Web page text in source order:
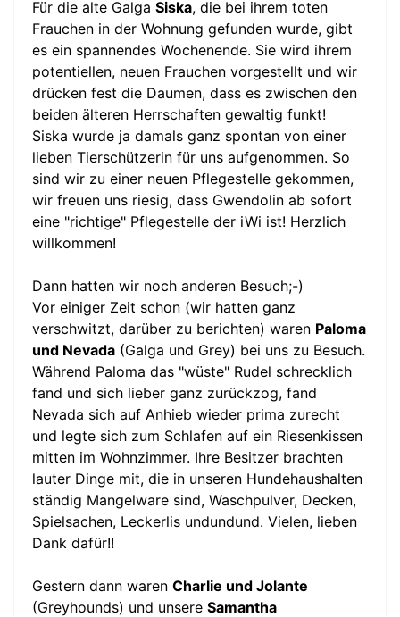
Für die alte Galga Siska, die bei ihrem toten
Frauchen in der Wohnung gefunden wurde, gibt
es ein spannendes Wochenende. Sie wird ihrem
potentiellen, neuen Frauchen vorgestellt und wir
drücken fest die Daumen, dass es zwischen den
beiden älteren Herrschaften gewaltig funkt!
Siska wurde ja damals ganz spontan von einer
lieben Tierschützerin für uns aufgenommen. So
sind wir zu einer neuen Pflegestelle gekommen,
wir freuen uns riesig, dass Gwendolin ab sofort
eine "richtige" Pflegestelle der iWi ist! Herzlich
willkommen!
Dann hatten wir noch anderen Besuch;-)
Vor einiger Zeit schon (wir hatten ganz
verschwitzt, darüber zu berichten) waren Paloma
und Nevada (Galga und Grey) bei uns zu Besuch.
Während Paloma das "wüste" Rudel schrecklich
fand und sich lieber ganz zurückzog, fand
Nevada sich auf Anhieb wieder prima zurecht
und legte sich zum Schlafen auf ein Riesenkissen
mitten im Wohnzimmer. Ihre Besitzer brachten
lauter Dinge mit, die in unseren Hundehaushalten
ständig Mangelware sind, Waschpulver, Decken,
Spielsachen, Leckerlis undundund. Vielen, lieben
Dank dafür!!
Gestern dann waren Charlie und Jolante
(Greyhounds) und unsere Samantha